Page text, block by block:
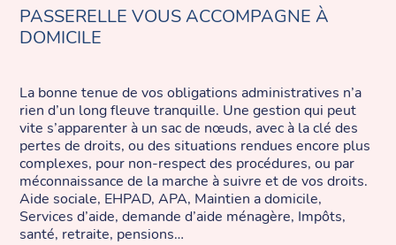
PASSERELLE VOUS ACCOMPAGNE À
DOMICILE
La bonne tenue de vos obligations administratives n’a
rien d’un long fleuve tranquille. Une gestion qui peut
vite s’apparenter à un sac de nœuds, avec à la clé des
pertes de droits, ou des situations rendues encore plus
complexes, pour non-respect des procédures, ou par
méconnaissance de la marche à suivre et de vos droits.
Aide sociale, EHPAD, APA, Maintien a domicile,
Services d’aide, demande d’aide ménagère, Impôts,
santé, retraite, pensions…